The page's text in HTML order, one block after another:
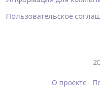
Пользовательское
О проекте